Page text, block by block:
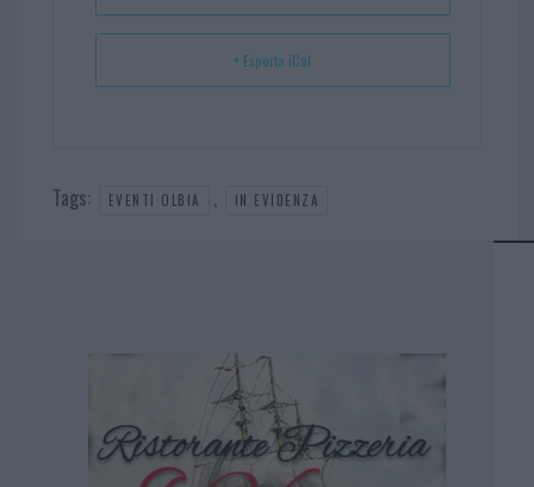
+ Esporta iCal
Tags: EVENTI OLBIA , IN EVIDENZA